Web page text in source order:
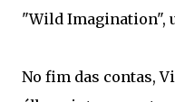
"Wild Imagination",
No fim das contas,